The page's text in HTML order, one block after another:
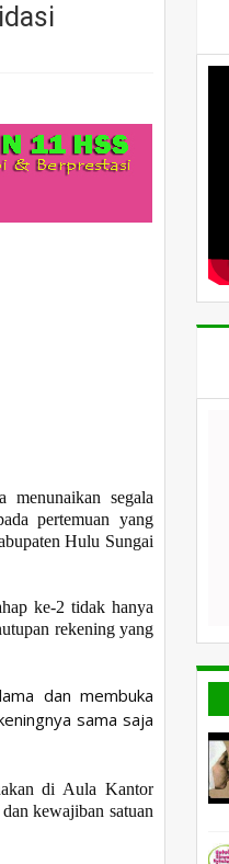
segala
pertemuan yang
Hulu Sungai
ke-2 tidak hanya
rekening yang
dan membuka
sama saja
di Aula Kantor
kewajiban satuan